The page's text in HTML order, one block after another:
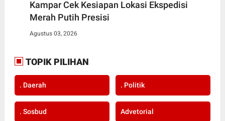
Kampar Cek Kesiapan Lokasi Ekspedisi
Merah Putih Presisi
Agustus 03, 2026
TOPIK PILIHAN
. Daerah . Politik
. Sosbud Advetorial